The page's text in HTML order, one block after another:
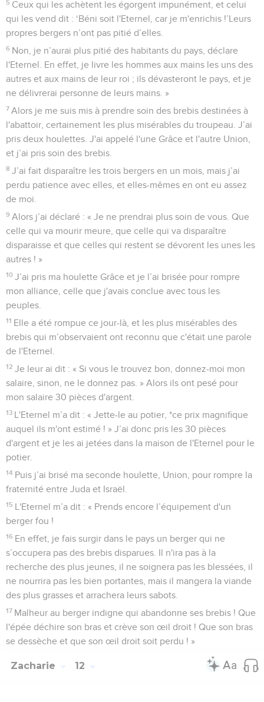
5 Ceux qui les achètent les égorgent impunément, et celui
qui les vend dit : ‘Béni soit l'Eternel, car je m'enrichis !’Leurs
propres bergers n’ont pas pitié d’elles.
6 Non, je n’aurai plus pitié des habitants du pays, déclare
l'Eternel. En effet, je livre les hommes aux mains les uns des
autres et aux mains de leur roi ; ils dévasteront le pays, et je
ne délivrerai personne de leurs mains. »
7 Alors je me suis mis à prendre soin des brebis destinées à
l'abattoir, certainement les plus misérables du troupeau. J’ai
pris deux houlettes. J'ai appelé l'une Grâce et l'autre Union,
et j’ai pris soin des brebis.
8 J’ai fait disparaître les trois bergers en un mois, mais j’ai
perdu patience avec elles, et elles-mêmes en ont eu assez
de moi.
9 Alors j’ai déclaré : « Je ne prendrai plus soin de vous. Que
celle qui va mourir meure, que celle qui va disparaître
disparaisse et que celles qui restent se dévorent les unes les
autres ! »
10 J’ai pris ma houlette Grâce et je l’ai brisée pour rompre
mon alliance, celle que j'avais conclue avec tous les
peuples.
11 Elle a été rompue ce jour-là, et les plus misérables des
brebis qui m’observaient ont reconnu que c'était une parole
de l'Eternel.
12 Je leur ai dit : « Si vous le trouvez bon, donnez-moi mon
salaire, sinon, ne le donnez pas. » Alors ils ont pesé pour
mon salaire 30 pièces d'argent.
13 L'Eternel m’a dit : « Jette-le au potier, *ce prix magnifique
auquel ils m'ont estimé ! » J’ai donc pris les 30 pièces
d'argent et je les ai jetées dans la maison de l'Eternel pour le
potier.
14 Puis j’ai brisé ma seconde houlette, Union, pour rompre la
fraternité entre Juda et Israël.
15 L'Eternel m’a dit : « Prends encore l’équipement d'un
berger fou !
16 En effet, je fais surgir dans le pays un berger qui ne
s’occupera pas des brebis disparues. Il n'ira pas à la
recherche des plus jeunes, il ne soignera pas les blessées, il
ne nourrira pas les bien portantes, mais il mangera la viande
des plus grasses et arrachera leurs sabots.
17 Malheur au berger indigne qui abandonne ses brebis ! Que
l'épée déchire son bras et crève son œil droit ! Que son bras
se dessèche et que son œil droit soit perdu ! »
Zacharie 12